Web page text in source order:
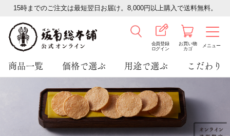
15時までのご注文は最短翌日お届け。8,000円以上購入で送料無料。
会員登録
ログイン
お買い物
カゴ
メニュー
商品一覧 価格で選ぶ 用途で選ぶ こだわり